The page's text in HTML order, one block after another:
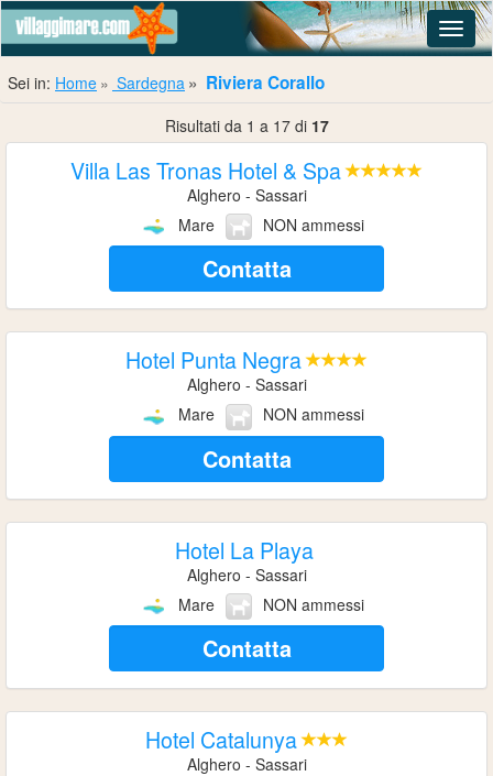
Sei in: Home Sardegna Riviera Corallo
Risultati da 1 a 17 di 17
Villa Las Tronas Hotel & Spa
Alghero - Sassari
Mare
NON ammessi
Contatta
Hotel Punta Negra
Alghero - Sassari
Mare
NON ammessi
Contatta
Hotel La Playa
Alghero - Sassari
Mare
NON ammessi
Contatta
Hotel Catalunya
Alghero - Sassari